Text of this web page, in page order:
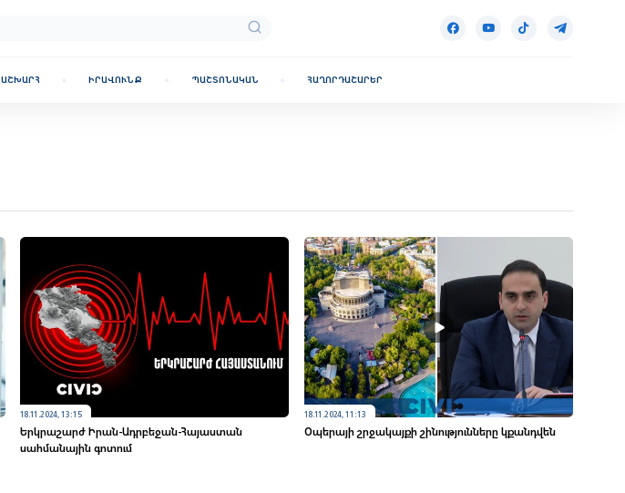
ԱՇԽԱՐՀ ԻՐԱՎՈՒՆՔ ՊԱՇՏՈՆԱԿԱՆ ՀԱՂՈՐԴԱՇԱՐԵՐ
18.11.2024, 13:15
Երկրաշարժ Իրան-Ադրբեջան-Հայաստան
սահմանային գոտում
18.11.2024, 11:13
Օպերայի շրջակայքի շինությունները կքանդվեն